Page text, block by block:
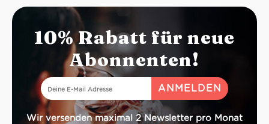
10% Rabatt für neue
Abonnenten!
Wir versenden maximal 2 Newsletter pro Monat